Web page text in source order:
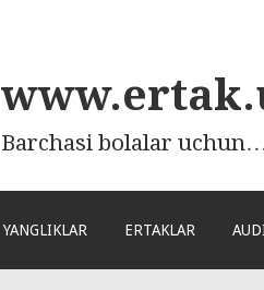
Barchasi bolalar
СОДЕРЖАНИЮ
YANGLIKLAR ERTAKLAR